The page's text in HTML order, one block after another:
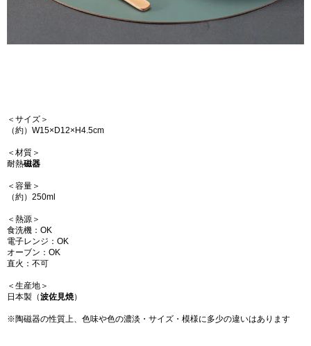
＜サイズ＞
（約）W15×D12×H4.5cm
＜材質＞
耐熱磁器
＜容量＞
（約）250ml
＜熱源＞
食洗機：OK
電子レンジ：OK
オーブン：OK
直火：不可
＜生産地＞
日本製（波佐見焼）
※陶磁器の性質上、色味や色の濃淡・サイズ・模様に多少の違いはあります